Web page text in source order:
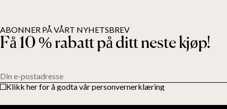
ABONNER PÅ VÅRT NYHETSBREV
Få 10 % rabatt på ditt neste kjøp!
Din e-postadresse
Klikk her for å godta vår personvernerklæring